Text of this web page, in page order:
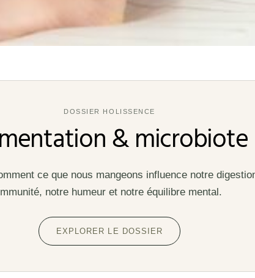
DOSSIER HOLISSENCE
& microbiote
ce que nous mangeons influence notre
notre humeur et notre équilibre mental.
EXPLORER LE DOSSIER